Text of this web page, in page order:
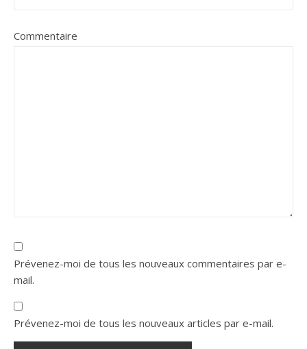
Commentaire
Prévenez-moi de tous les nouveaux commentaires par e-
mail.
Prévenez-moi de tous les nouveaux articles par e-mail.